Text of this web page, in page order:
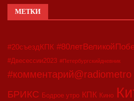
МЕТКИ
#20съездКПК
#Двесессии2023 #Петербургскийдневник
#комментарий@radiometro
БРИКС Бодрое утро КПК Кино